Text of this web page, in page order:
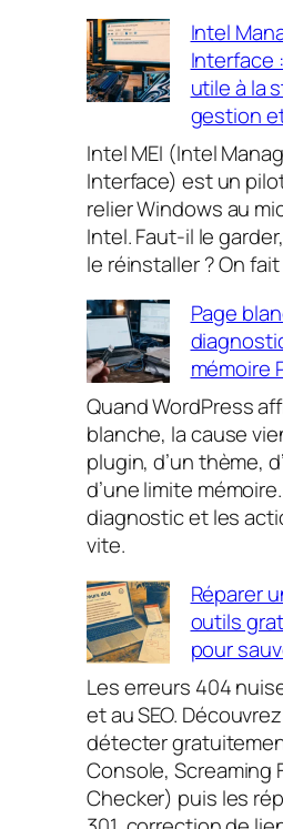
Intel
Interface
utile à la
gestion
Intel MEI (Intel
Interface) est un
relier Windows au
Intel. Faut-il le
le réinstaller ? On
Page
mémoire
Quand WordPress
blanche, la cause
plugin, d’un thème,
d’une limite
diagnostic et les
vite.
Réparer
outils
pour
Les erreurs 404
et au SEO.
détecter
Console, Screaming
Checker) puis les